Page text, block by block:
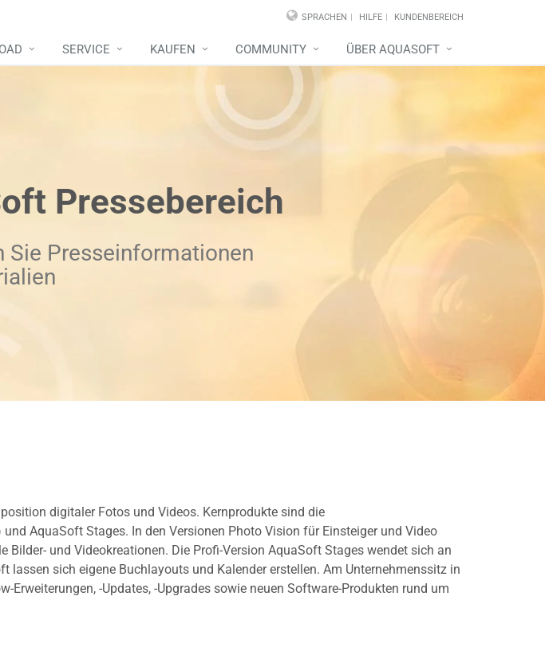
SPRACHEN HILFE KUNDENBEREICH
SERVICE KAUFEN COMMUNITY ÜBER AQUASOFT
Pressebereich
Sie Presseinformationen
digitaler Fotos und Videos. Kernprodukte sind die
AquaSoft Stages. In den Versionen Photo Vision für Einsteiger und Video
und Videokreationen. Die Profi-Version AquaSoft Stages wendet sich an
sich eigene Buchlayouts und Kalender erstellen. Am Unternehmenssitz in
-Updates, -Upgrades sowie neuen Software-Produkten rund um